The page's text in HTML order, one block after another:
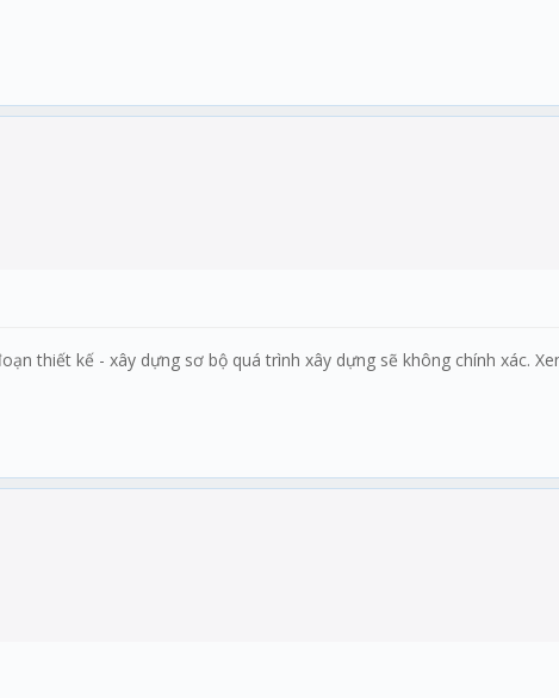
thiết kế - xây dựng sơ bộ quá trình xây dựng sẽ không chính xác.